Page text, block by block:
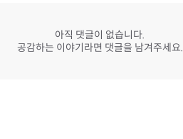
아직 댓글이 없습니다.
공감하는 이야기라면 댓글을 남겨주세요.